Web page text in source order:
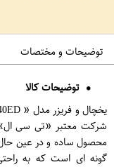
توضیحات و مختصات
توضیحات کالا
محصول ساده و در عین
گونه ای است که به